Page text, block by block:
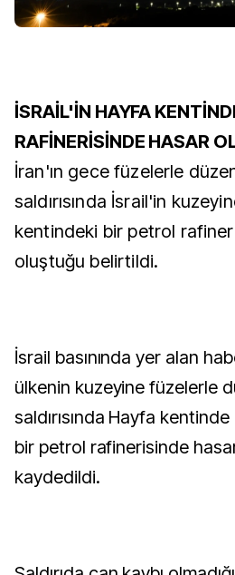
İSRAİL'İN HAYFA
RAFİNERİSİNDE HASAR
İran'ın gece füzelerle
saldırısında İsrail'in
kentindeki bir petrol
oluştuğu belirtildi.
İsrail basınında yer alan
ülkenin kuzeyine füzelerle
saldırısında Hayfa
bir petrol rafinerisinde
kaydedildi.